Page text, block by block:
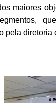
maiores
pela diretoria